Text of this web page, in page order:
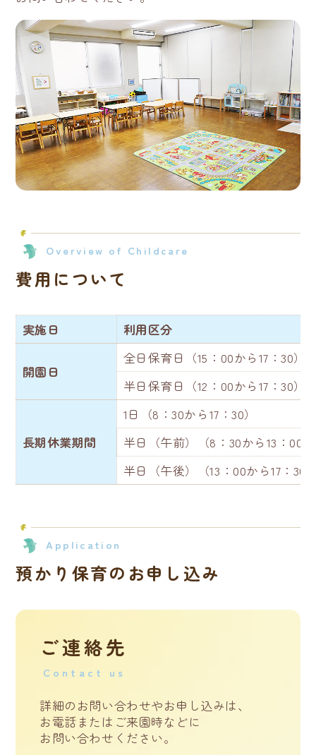
Overview of Childcare
費用について
実施日 利用区分
開園日
全日保育日（15：00から17：30）
半日保育日（12：00から17：30）
長期休業期間
1日（8：30から17：30）
半日（午前）（8：30から13：00）
半日（午後）（13：00から17：30
Application
預かり保育のお申し込み
ご連絡先
Contact us
詳細のお問い合わせやお申し込みは、
お電話またはご来園時などに
お問い合わせください。